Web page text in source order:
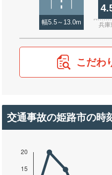
幅5.5～13.0m 兵庫
こだわ
交通事故の姫路市の時